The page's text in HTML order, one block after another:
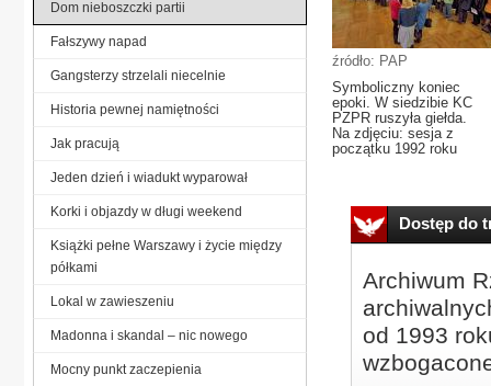
źródło: PAP
Symboliczny koniec
epoki. W siedzibie KC
PZPR ruszyła giełda.
Na zdjęciu: sesja z
początku 1992 roku
Dostęp do
Archiwum
od 1993
Dom nieboszczki partii
Fałszywy napad
Gangsterzy strzelali niecelnie
Historia pewnej namiętności
Jak pracują
Jeden dzień i wiadukt wyparował
Korki i objazdy w długi weekend
Książki pełne Warszawy i życie między
półkami
Lokal w zawieszeniu
Madonna i skandal – nic nowego
Mocny punkt zaczepienia